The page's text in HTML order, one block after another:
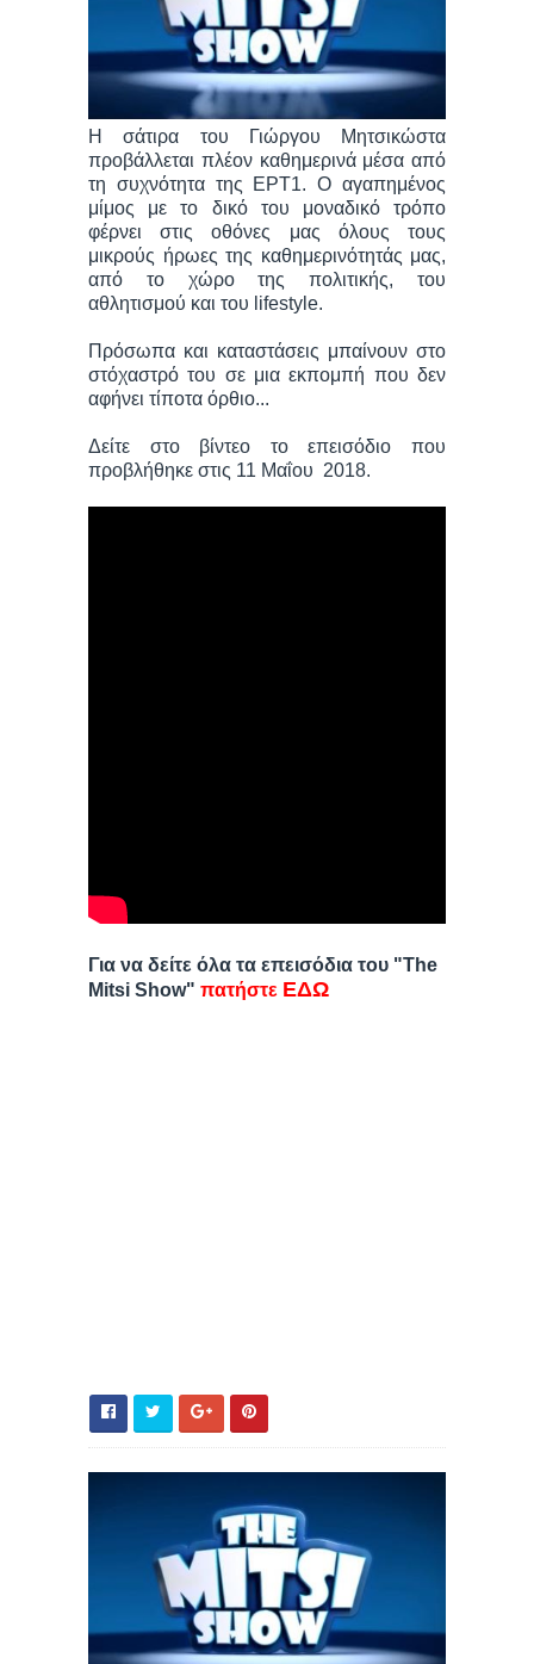
Η σάτιρα του Γιώργου Μητσικώστα
προβάλλεται πλέον καθημερινά μέσα από
τη συχνότητα της ΕΡΤ1. Ο αγαπημένος
μίμος με το δικό του μοναδικό τρόπο
φέρνει στις οθόνες μας όλους τους
μικρούς ήρωες της καθημερινότητάς μας,
από το χώρο της πολιτικής, του
αθλητισμού και του lifestyle.
Πρόσωπα και καταστάσεις μπαίνουν στο
στόχαστρό του σε μια εκπομπή που δεν
αφήνει τίποτα όρθιο...
Δείτε στο βίντεο τo επεισόδιο που
προβλήθηκε στις 11 Μαΐου 2018.
Για να δείτε όλα τα επεισόδια του "The
Mitsi Show" πατήστε ΕΔΩ